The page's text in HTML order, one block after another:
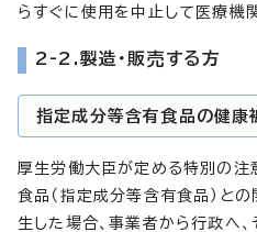
らすぐに使用を中止して医療機
2-2.製造・販売する方
指定成分等含有食品の健康
厚生労働大臣が定める特別の注
食品（指定成分等含有食品）と
生した場合、事業者から行政へ